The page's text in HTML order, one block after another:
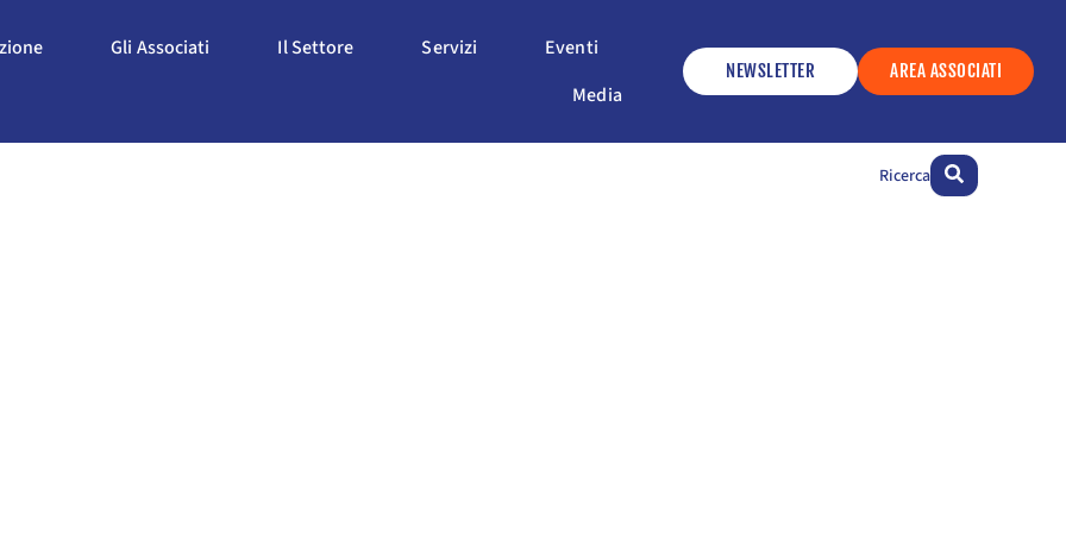
Apri L'Associazione
Gli Associati Apri Gli Associati
Il Settore Apri Il Settore
Servizi Apri ServiziEventi
Media Apri Media
NEWSLETTER AREA ASSOCIATI
Ricerca